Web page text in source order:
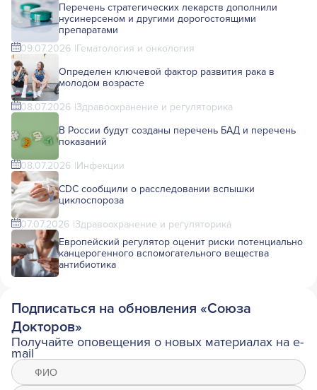
Перечень стратегических лекарств дополнили
нусинерсеном и другими дорогостоящими
препаратами
09.07.2026 Гематология и онкология
Определен ключевой фактор развития рака в
молодом возрасте
08.07.2026 Здравоохранение и регуляторика
В России будут созданы перечень БАД и перечень
показаний
08.07.2026 Инфекции
CDC сообщили о расследовании вспышки
циклоспороза
07.07.2026 Здравоохранение и регуляторика
Европейский регулятор оценит риски потенциально
канцерогенного вспомогательного вещества
антибиотика
Подписаться на обновления «Союза
Докторов»
Получайте оповещения о новых материалах на e-
mail